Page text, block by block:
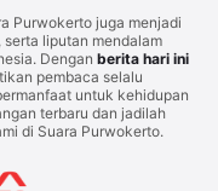
Purwokerto juga menjadi
liputan mendalam
Dengan berita hari ini
pembaca selalu
untuk kehidupan
terbaru dan jadilah
di Suara Purwokerto.